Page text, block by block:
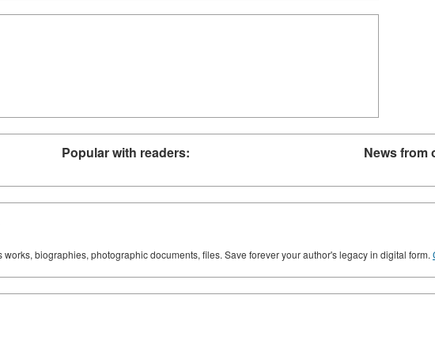
Popular with readers: News from
biographies, photographic documents, files. Save forever your author's legacy in digital form.